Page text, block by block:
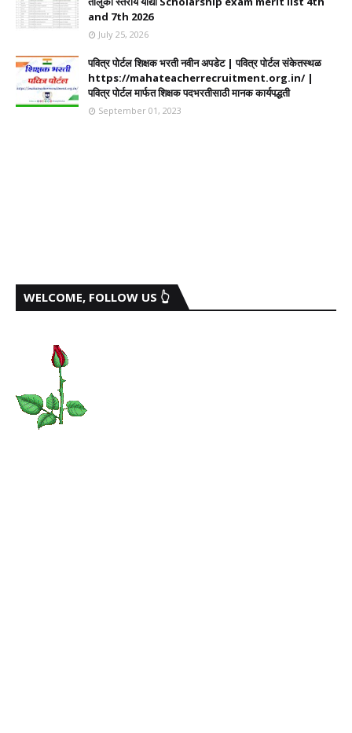
and 7th 2026
July 25, 2026
पवित्र पोर्टल शिक्षक भरती नवीन अपडेट | पवित्र पोर्टल संकेतस्थळ
https://mahateacherrecruitment.org.in/ |
पवित्र पोर्टल मार्फत शिक्षक पदभरतीसाठी मानक कार्यपद्धती
September 01, 2023
WELCOME, FOLLOW US 👆